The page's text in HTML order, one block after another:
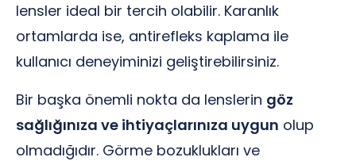
lensler ideal bir tercih olabilir. Karanlık
ortamlarda ise, antirefleks kaplama ile
kullanıcı deneyiminizi geliştirebilirsiniz.
Bir başka önemli nokta da lenslerin göz
sağlığınıza ve ihtiyaçlarınıza uygun olup
olmadığıdır. Görme bozuklukları ve